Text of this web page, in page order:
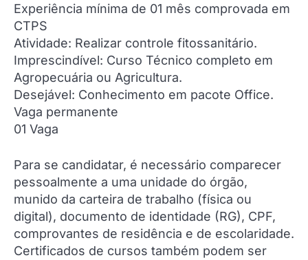
Experiência mínima de 01 mês comprovada em
CTPS
Atividade: Realizar controle fitossanitário.
Imprescindível: Curso Técnico completo em
Agropecuária ou Agricultura.
Desejável: Conhecimento em pacote Office.
Vaga permanente
01 Vaga
Para se candidatar, é necessário comparecer
pessoalmente a uma unidade do órgão,
munido da carteira de trabalho (física ou
digital), documento de identidade (RG), CPF,
comprovantes de residência e de escolaridade.
Certificados de cursos também podem ser